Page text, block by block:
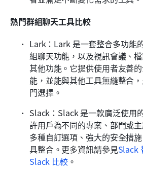
熱門群組聊天工具比較
Lark：Lark 是一套整合多功能
組聊天功能，以及視訊會議、
其他功能。它提供使用者友善
能，並能與其他工具無縫整合
門選擇。
Slack：Slack 是一款廣泛使用
許用戶為不同的專案、部門或
多種自訂選項、強大的安全措
具整合。更多資訊請參見Slack
Slack 比較。